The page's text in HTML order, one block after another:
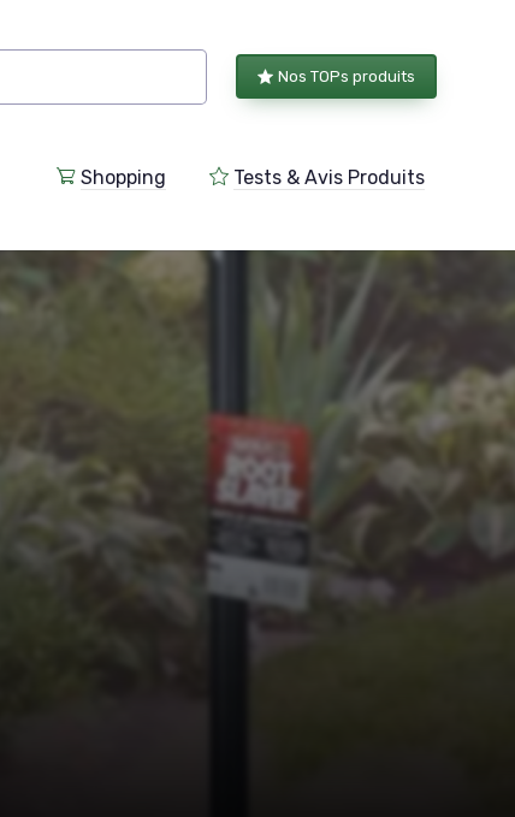
Nos TOPs produits
Shopping Tests & Avis Produits